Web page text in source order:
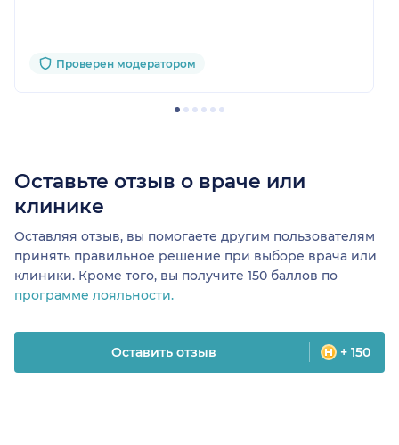
Проверен модератором
Оставьте отзыв о враче или
клинике
Оставляя отзыв, вы помогаете другим пользователям
принять правильное решение при выборе врача или
клиники. Кроме того, вы получите 150 баллов по
программе лояльности.
Оставить отзыв + 150